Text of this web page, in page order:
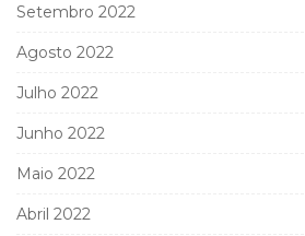
Setembro 2022
Agosto 2022
Julho 2022
Junho 2022
Maio 2022
Abril 2022